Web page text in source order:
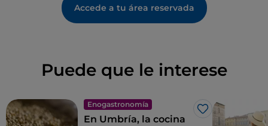
Accede a tu área reservada
Puede que le interese
Enogastronomía
Me gusta
En Umbría, la cocina